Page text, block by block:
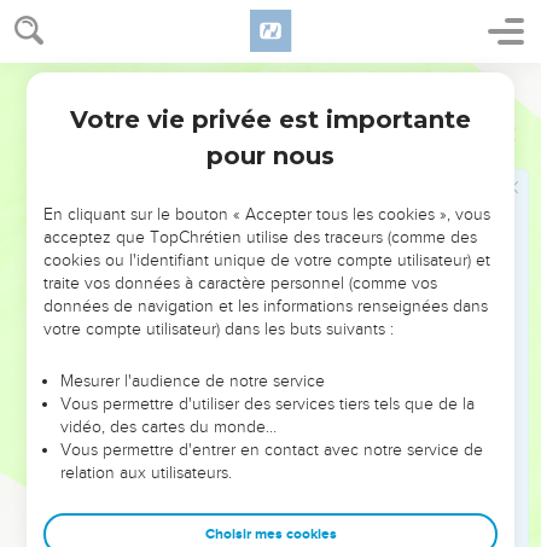
Jean 7
L'incrédulité des chefs juifs
Ainsi, les gardes retournèrent vers les chefs des prêtres et
les pharisiens, qui leur dirent : « Pourquoi ne l'avez-vous pas
amené ? »
Les pharisiens leur répliquèrent : « Est-ce que vous aussi,
vous vous êtes laissé tromper ?
Y a-t-il quelqu'un parmi les chefs ou les pharisiens qui ait
cru en lui ?
Mais cette foule qui ne connaît pas la loi, ce sont des
maudits ! »
Nicodème, qui était venu de nuit vers Jésus et qui était
l'un d'eux, leur dit :
« Notre loi condamne-t-elle un homme avant qu'on
Votre vie privée est importante
pour nous
En cliquant sur le bouton « Accepter tous les cookies », vous
acceptez que TopChrétien utilise des traceurs (comme des
cookies ou l'identifiant unique de votre compte utilisateur) et
traite vos données à caractère personnel (comme vos
données de navigation et les informations renseignées dans
votre compte utilisateur) dans les buts suivants :
Mesurer l'audience de notre service
Vous permettre d'utiliser des services tiers tels que de la
vidéo, des cartes du monde…
Vous permettre d'entrer en contact avec notre service de
relation aux utilisateurs.
Choisir mes cookies